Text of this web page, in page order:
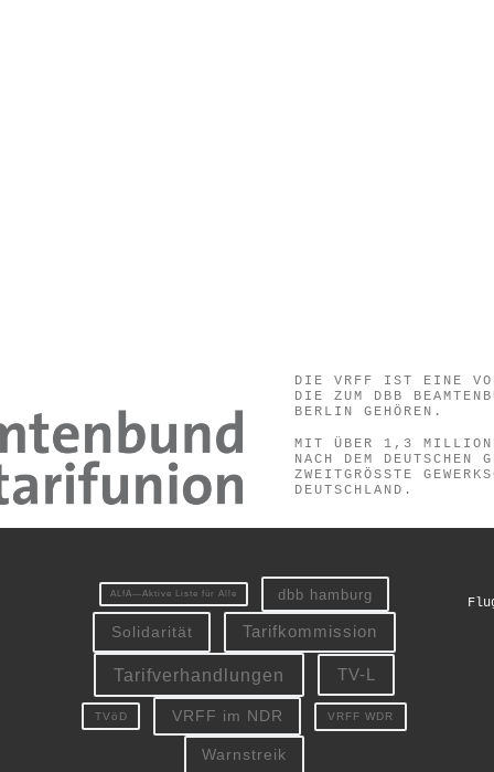
DIE VRFF IST EINE VON
DIE ZUM DBB
BERLIN GEHÖREN.
MIT ÜBER 1,3
NACH DEM DEUTSCHEN
ZWEITGRÖSSTE
EUTSCHLAND.
ALfA—Aktive Liste für Alle dbb hamburg
Solidarität Tarifkommission
Tarifverhandlungen TV-L
TVöD VRFF im NDR VRFF WDR
Warnstreik